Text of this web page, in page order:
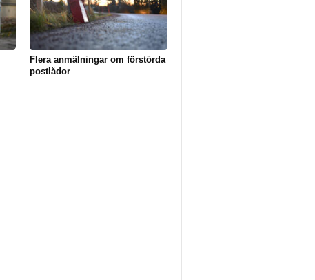
Flera anmälningar om förstörda
postlådor